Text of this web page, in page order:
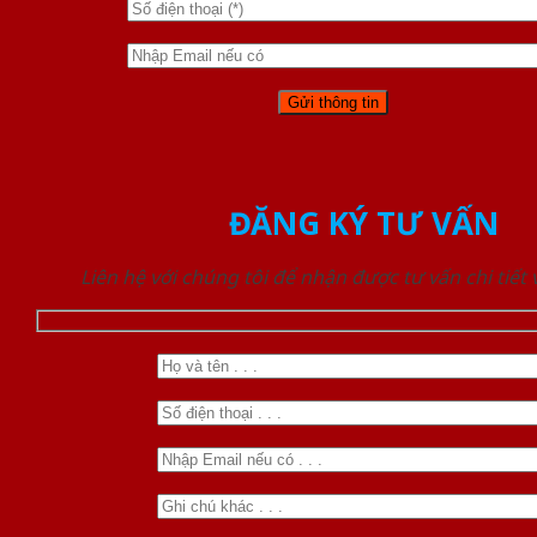
ĐĂNG KÝ TƯ VẤN
Liên hệ với chúng tôi để nhận được tư vấn chi tiết